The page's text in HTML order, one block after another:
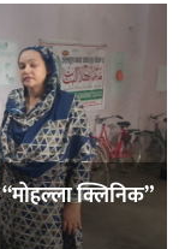
क्लिनिक”